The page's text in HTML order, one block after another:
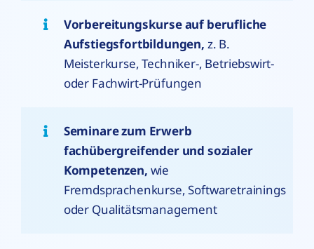
Vorbereitungskurse auf berufliche
Aufstiegsfortbildungen, z. B.
Meisterkurse, Techniker-, Betriebswirt-
oder Fachwirt-Prüfungen
Seminare zum Erwerb
fachübergreifender und sozialer
Kompetenzen, wie
Fremdsprachenkurse, Softwaretrainings
oder Qualitätsmanagement